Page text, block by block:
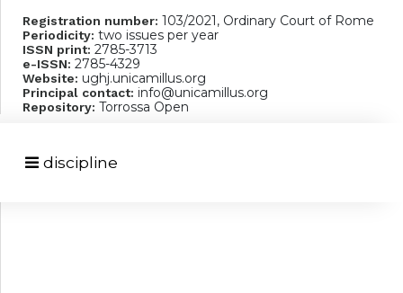
Registration number: 103/2021, Ordinary Court of Rome
Periodicity: two issues per year
ISSN print: 2785-3713
e-ISSN: 2785-4329
Website: ughj.unicamillus.org
Principal contact: info@unicamillus.org
Repository: Torrossa Open
discipline